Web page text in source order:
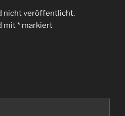
nicht veröffentlicht.
mit* markiert